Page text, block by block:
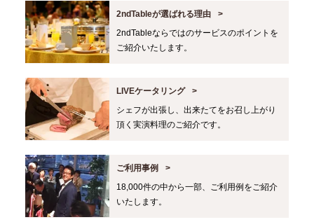
2ndTableが選ばれる理由
2ndTableならではのサービスのポイントを
ご紹介いたします。
LIVEケータリング
シェフが出張し、出来たてをお召し上がり
頂く実演料理のご紹介です。
ご利用事例
18,000件の中から一部、ご利用例をご紹介
いたします。